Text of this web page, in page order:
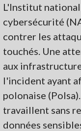
L'Institut
cybersécurité
contrer les
touchés. Une
aux
l'incident ayant
polonaise
travaillent sans
données